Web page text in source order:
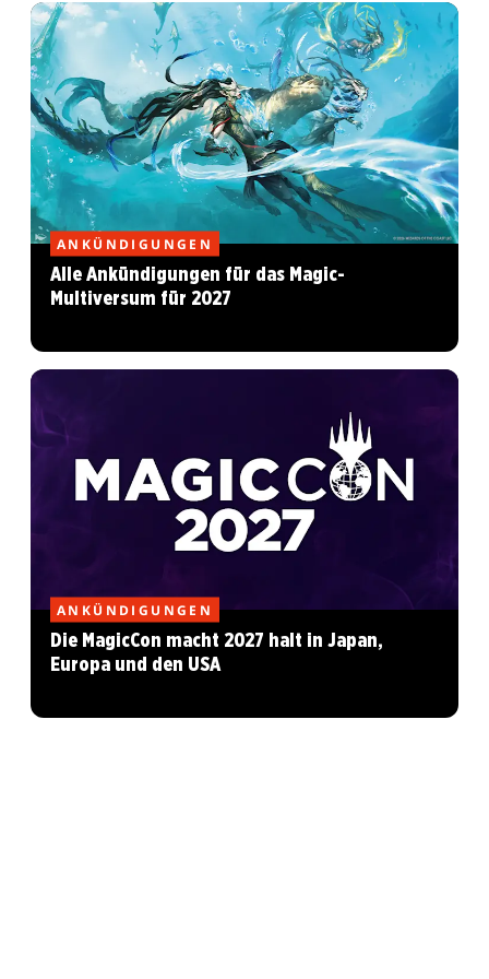
ANKÜNDIGUNGEN
Alle Ankündigungen für das Magic-
Multiversum für 2027
ANKÜNDIGUNGEN
Die MagicCon macht 2027 halt in Japan,
Europa und den USA